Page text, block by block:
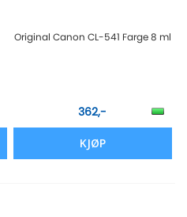
Original Canon CL-541 Farge 8 ml
362,-
KJØP